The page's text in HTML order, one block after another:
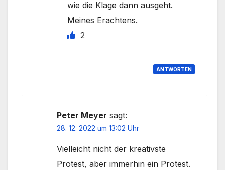
wie die Klage dann ausgeht.
Meines Erachtens.
2
ANTWORTEN
Peter Meyer sagt:
28. 12. 2022 um 13:02 Uhr
Vielleicht nicht der kreativste
Protest, aber immerhin ein Protest.